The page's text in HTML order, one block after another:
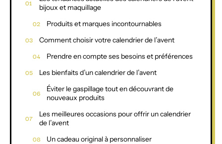
bijoux et maquillage
Produits et marques incontournables
Comment choisir votre calendrier de l’avent
Prendre en compte ses besoins et préférences
Les bienfaits d’un calendrier de l’avent
Éviter le gaspillage tout en découvrant de
nouveaux produits
Les meilleures occasions pour offrir un calendrier
de l’avent
Un cadeau original à personnaliser